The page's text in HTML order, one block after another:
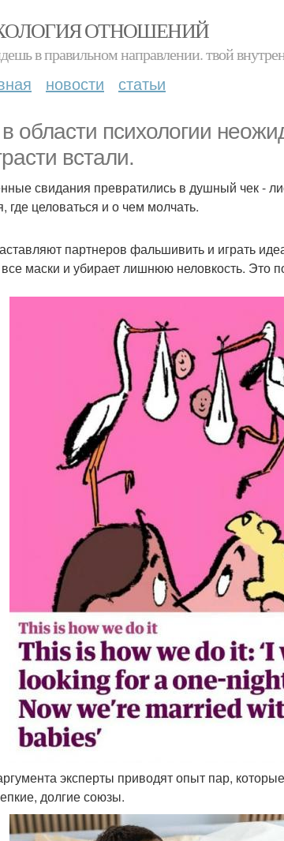
ОТНОШЕНИЙ
в правильном направлении. твой
новости статьи
области психологии
встали.
свидания превратились в душный чек -
где целоваться и о чем молчать.
партнеров фальшивить и играть
маски и убирает лишнюю неловкость. Это
эксперты приводят опыт пар,
долгие союзы.